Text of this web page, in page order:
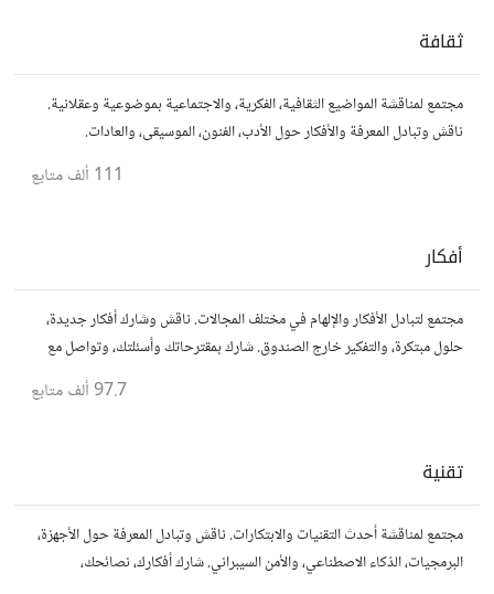
ثقافة
مجتمع لمناقشة المواضيع الثقافية، الفكرية، والاجتماعية بموضوعية وعقلانية.
ناقش وتبادل المعرفة والأفكار حول الأدب، الفنون، الموسيقى، والعادات.
111 ألف متابع
أفكار
مجتمع لتبادل الأفكار والإلهام في مختلف المجالات. ناقش وشارك أفكار جديدة،
حلول مبتكرة، والتفكير خارج الصندوق. شارك بمقترحاتك وأسئلتك، وتواصل مع
97.7 ألف متابع
تقنية
مجتمع لمناقشة أحدث التقنيات والابتكارات. ناقش وتبادل المعرفة حول الأجهزة،
البرمجيات، الذكاء الاصطناعي، والأمن السيبراني. شارك أفكارك، نصائحك،